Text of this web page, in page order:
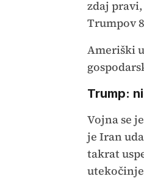
zdaj
Trumpov
Ameriški
Trump:
Vojna se
je Iran
takrat